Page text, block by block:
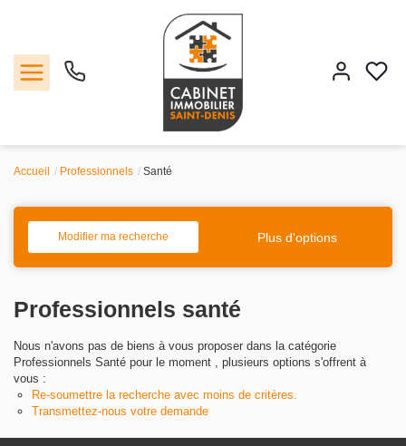
Location
Agence
Contact
Accueil Professionnels Santé
Modifier ma recherche Plus d'options
Professionnels santé
Nous n'avons pas de biens à vous proposer dans la catégorie
Professionnels Santé pour le moment , plusieurs options s'offrent à
vous :
Re-soumettre la recherche avec moins de critères.
Transmettez-nous votre demande